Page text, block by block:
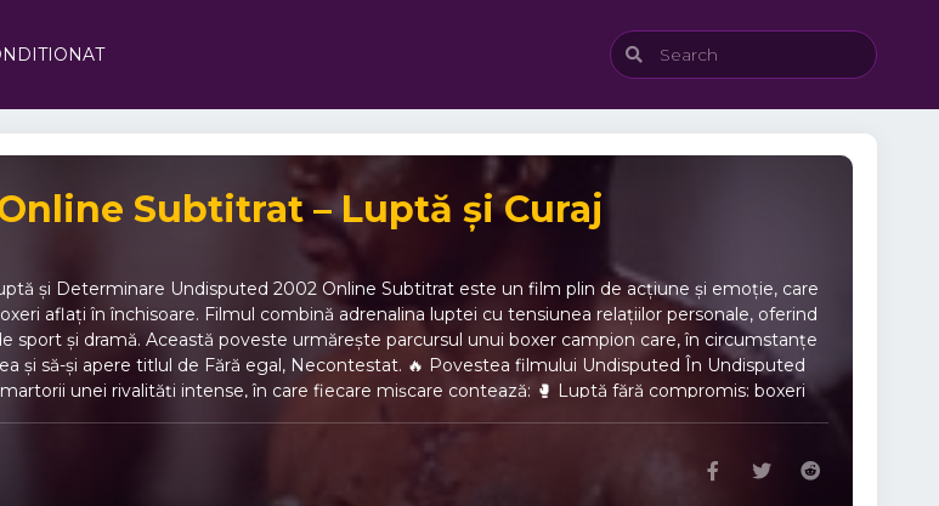
Subtitrat – Luptă și Curaj
și Determinare Undisputed 2002 Online Subtitrat este un film plin de acțiune și emoție, care
aflați în închisoare. Filmul combină adrenalina luptei cu tensiunea relațiilor personale, oferind
sport și dramă. Această poveste urmărește parcursul unui boxer campion care, în circumstanțe
și să-și apere titlul de Fără egal, Necontestat. 🔥 Povestea filmului Undisputed În Undisputed
unei rivalități intense, în care fiecare mișcare contează: 🥊 Luptă fără compromis: boxeri
mediu restrictiv. 💥 Tensiune și suspans: fiecare rundă aduce noi provocări și surprize. 🏆 Fără
cu drama personală, creând un echilibru perfect între intensitate și emoție. ⚡ De ce să